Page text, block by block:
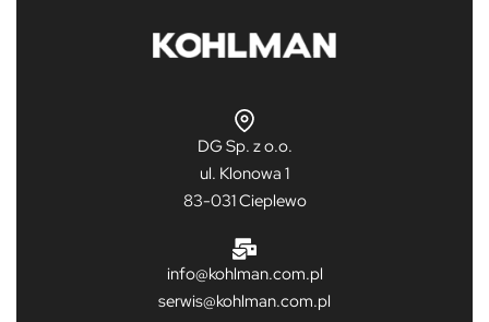
DG Sp. z o.o.
ul. Klonowa 1
83-031 Cieplewo
info@kohlman.com.pl
serwis@kohlman.com.pl